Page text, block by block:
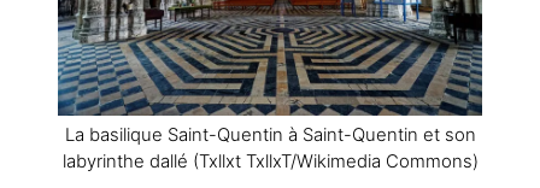
La basilique Saint-Quentin à Saint-Quentin et son
labyrinthe dallé (Txllxt TxllxT/Wikimedia Commons)